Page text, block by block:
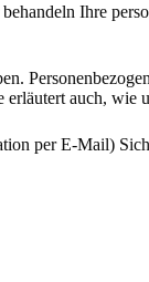
Ihre
auch, wie
per E-Mail)